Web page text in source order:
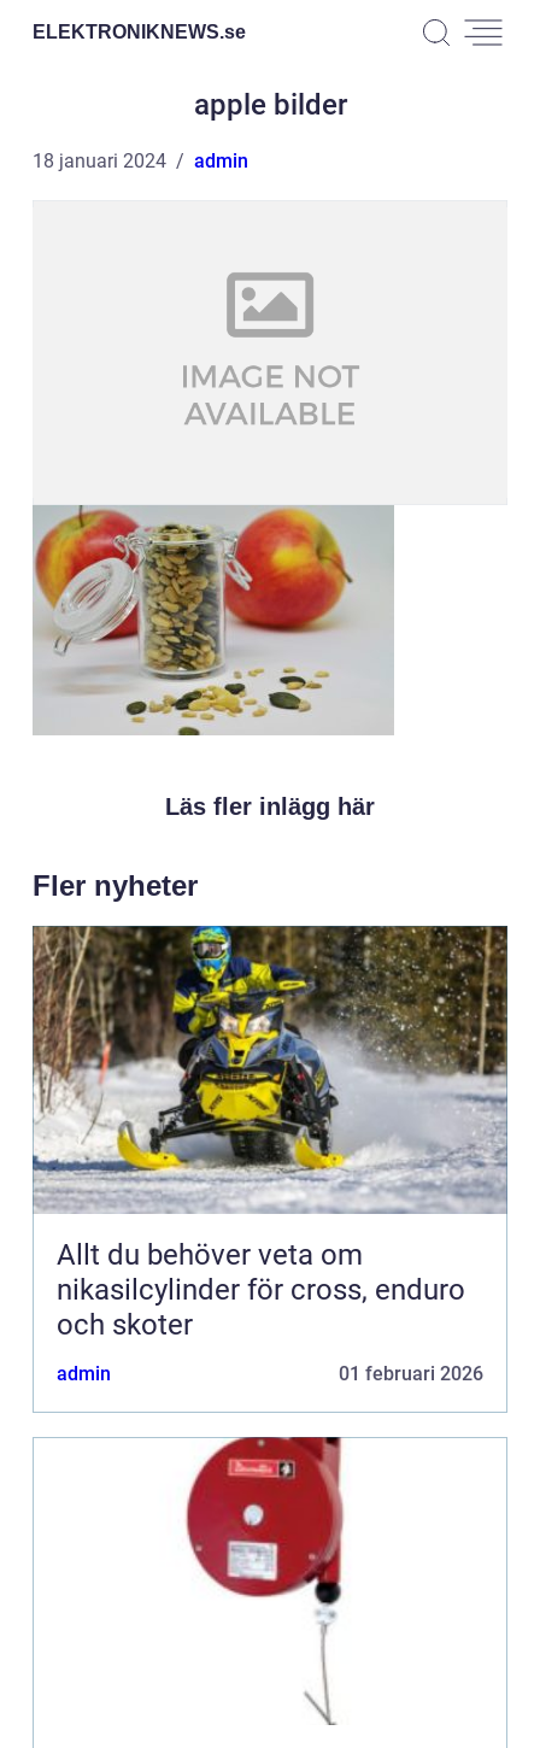
ELEKTRONIKNEWS.se
apple bilder
18 januari 2024 admin
Läs fler inlägg här
Fler nyheter
Allt du behöver veta om
nikasilcylinder för cross, enduro
och skoter
admin 01 februari 2026